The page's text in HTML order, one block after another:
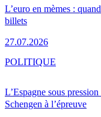
L’euro en mèmes :
billets
27.07.2026
L’Espagne sous
Schengen à l’épreuve
POLITIQUE